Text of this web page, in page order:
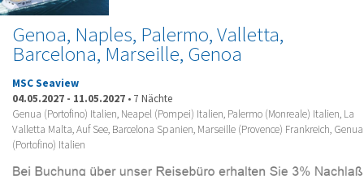
Genoa, Naples, Palermo, Valletta,
Barcelona, Marseille, Genoa
MSC Seaview
04.05.2027 - 11.05.2027 • 7 Nächte
Genua (Portofino) Italien, Neapel (Pompei) Italien, Palermo (Monreale) Italien, La
Valletta Malta, Auf See, Barcelona Spanien, Marseille (Provence) Frankreich, Genua
(Portofino) Italien